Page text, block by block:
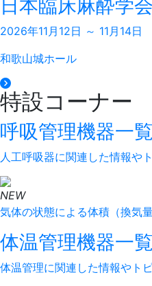
日本臨床麻酔学
2026年11月12日 ～ 11月14日
和歌山城ホール
特設コーナー
呼吸管理機器一
人工呼吸器に関連した情報や
NEW
気体の状態による体積（換気
体温管理機器一
体温管理に関連した情報やト